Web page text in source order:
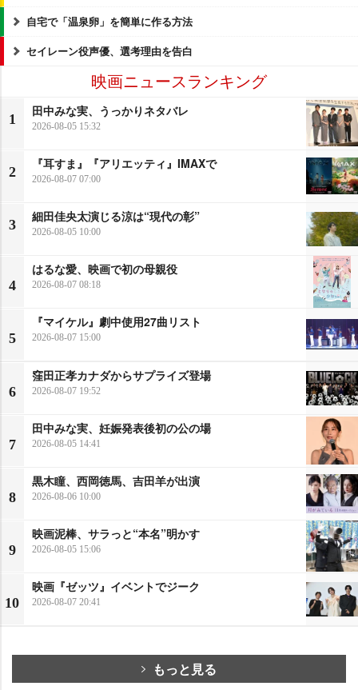
自宅で「温泉卵」を簡単に作る方法
セイレーン役声優、選考理由を告白
映画ニュースランキング
1
田中みな実、うっかりネタバレ
2026-08-05 15:32
2
『耳すま』『アリエッティ』IMAXで
2026-08-07 07:00
3
細田佳央太演じる涼は“現代の彰”
2026-08-05 10:00
4
はるな愛、映画で初の母親役
2026-08-07 08:18
5
『マイケル』劇中使用27曲リスト
2026-08-07 15:00
6
窪田正孝カナダからサプライズ登場
2026-08-07 19:52
7
田中みな実、妊娠発表後初の公の場
2026-08-05 14:41
8
黒木瞳、西岡徳馬、吉田羊が出演
2026-08-06 10:00
9
映画泥棒、サラっと“本名”明かす
2026-08-05 15:06
10
映画『ゼッツ』イベントでジーク
2026-08-07 20:41
もっと見る